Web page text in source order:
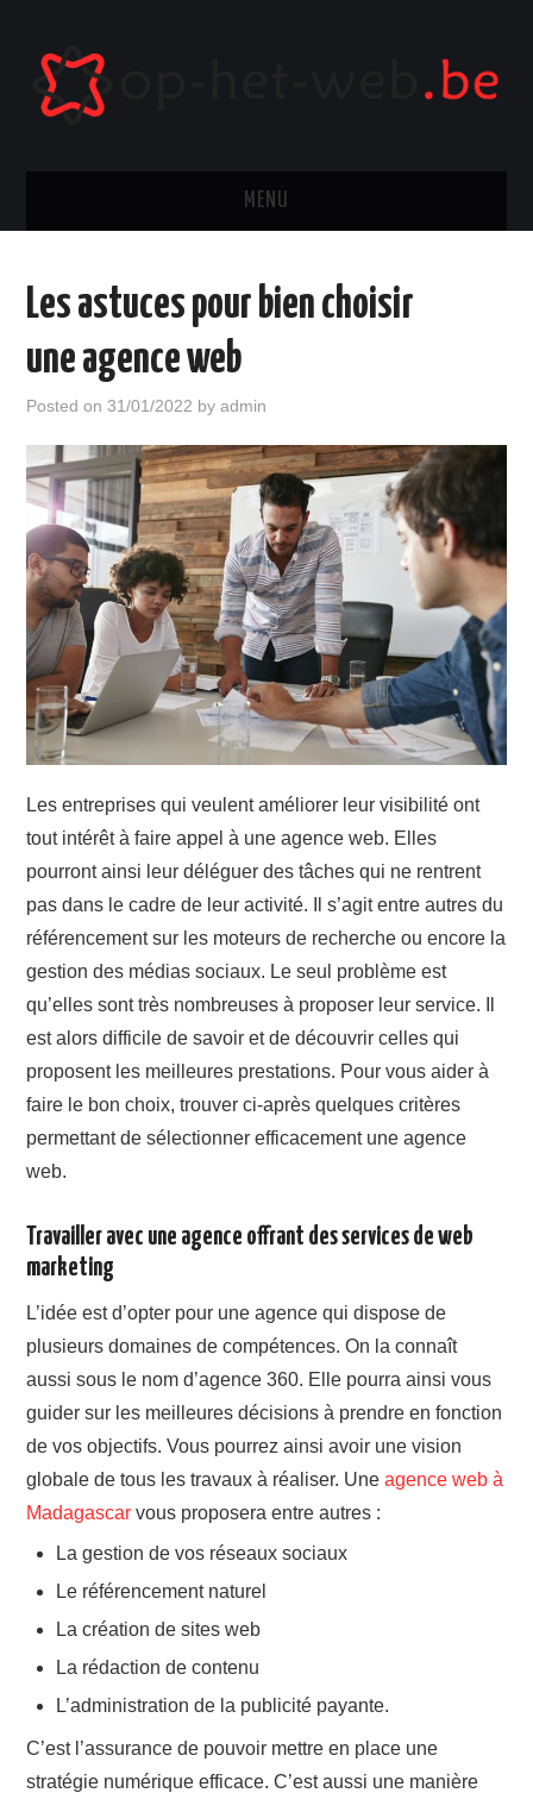
MENU
WEB
ENTREPRISE
JEUX
Les astuces pour bien choisir
une agence web
Posted on31/01/2022 byadmin
Les entreprises qui veulent améliorer leur visibilité ont
tout intérêt à faire appel à une agence web. Elles
pourront ainsi leur déléguer des tâches qui ne rentrent
pas dans le cadre de leur activité. Il s’agit entre autres du
référencement sur les moteurs de recherche ou encore la
gestion des médias sociaux. Le seul problème est
qu’elles sont très nombreuses à proposer leur service. Il
est alors difficile de savoir et de découvrir celles qui
proposent les meilleures prestations. Pour vous aider à
faire le bon choix, trouver ci-après quelques critères
permettant de sélectionner efficacement une agence
web.
Travailler avec une agence offrant des services de web
marketing
L’idée est d’opter pour une agence qui dispose de
plusieurs domaines de compétences. On la connaît
aussi sous le nom d’agence 360. Elle pourra ainsi vous
guider sur les meilleures décisions à prendre en fonction
de vos objectifs. Vous pourrez ainsi avoir une vision
globale de tous les travaux à réaliser. Uneagence web à
Madagascar vous proposera entre autres :
La gestion de vos réseaux sociaux
Le référencement naturel
La création de sites web
La rédaction de contenu
L’administration de la publicité payante.
C’est l’assurance de pouvoir mettre en place une
stratégie numérique efficace. C’est aussi une manière